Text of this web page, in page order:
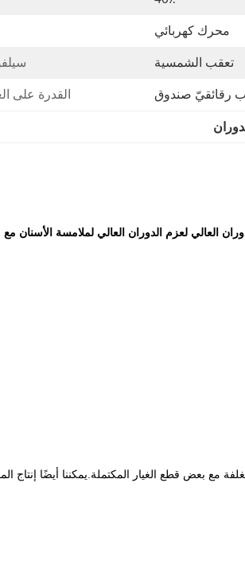
محرك كهربائي
تعقب الشمسية
رقائقيّ صندوق القدرة على
مع بعض قطع الغيار المكتملة.يمكننا أيضًا